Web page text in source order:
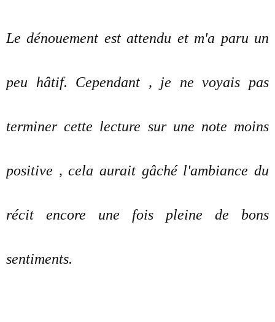
Le dénouement est attendu et m'a paru un
peu hâtif. Cependant , je ne voyais pas
terminer cette lecture sur une note moins
positive , cela aurait gâché l'ambiance du
récit encore une fois pleine de bons
sentiments.